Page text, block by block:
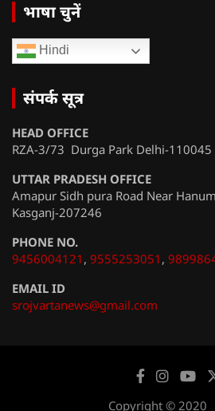
भाषा चुनें
Hindi
संपर्क सूत्र
HEAD OFFICE
RZA-3/73 Durga Park Delhi-110045
UTTAR PRADESH OFFICE
Amapur Sidh pura Road Near
Kasganj-207246
PHONE NO.
9456004121 , 9555253051 ,
EMAIL ID
srojvartanews@gmail.com
Copyright © 2020